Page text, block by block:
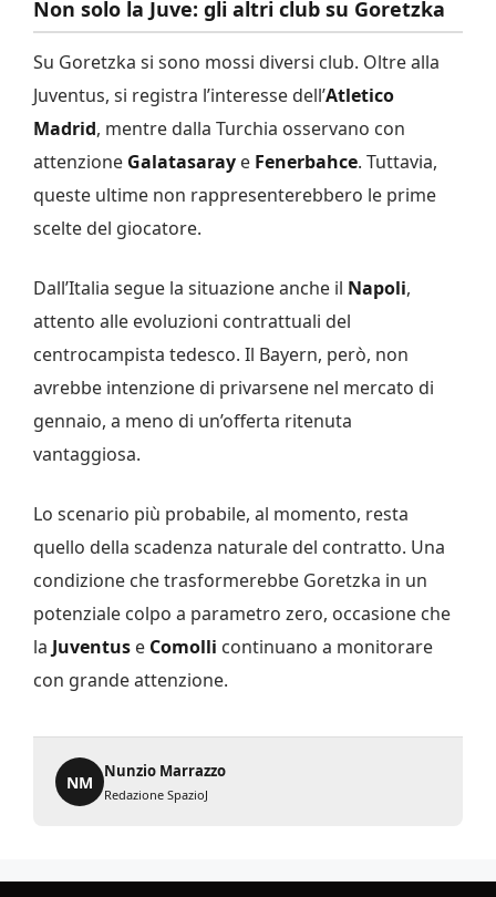
Non solo la Juve: gli altri club su Goretzka
Su Goretzka si sono mossi diversi club. Oltre alla
Juventus, si registra l’interesse dell’Atletico
Madrid, mentre dalla Turchia osservano con
attenzione Galatasaray e Fenerbahce. Tuttavia,
queste ultime non rappresenterebbero le prime
scelte del giocatore.
Dall’Italia segue la situazione anche il Napoli,
attento alle evoluzioni contrattuali del
centrocampista tedesco. Il Bayern, però, non
avrebbe intenzione di privarsene nel mercato di
gennaio, a meno di un’offerta ritenuta
vantaggiosa.
Lo scenario più probabile, al momento, resta
quello della scadenza naturale del contratto. Una
condizione che trasformerebbe Goretzka in un
potenziale colpo a parametro zero, occasione che
la Juventus e Comolli continuano a monitorare
con grande attenzione.
NM
Nunzio Marrazzo
Redazione SpazioJ